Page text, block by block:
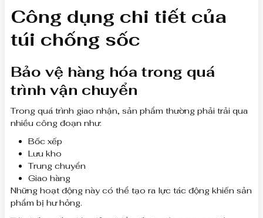
Công dụng chi tiết của
túi chống sốc
Bảo vệ hàng hóa trong quá
trình vận chuyển
Trong quá trình giao nhận, sản phẩm thường phải trải qua
nhiều công đoạn như:
Bốc xếp
Lưu kho
Trung chuyển
Giao hàng
Những hoạt động này có thể tạo ra lực tác động khiến sản
phẩm bị hư hỏng.